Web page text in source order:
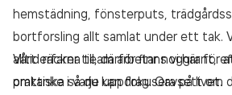
hemstädning, fönsterputs,
bortforsling allt samlat under ett tak.
alltid räcker till, därför finns vi här för
praktiska så du kan fokusera på livet.
Vårt erfarna team arbetar noggrant,
omtanke i varje uppdrag. Oavsett om